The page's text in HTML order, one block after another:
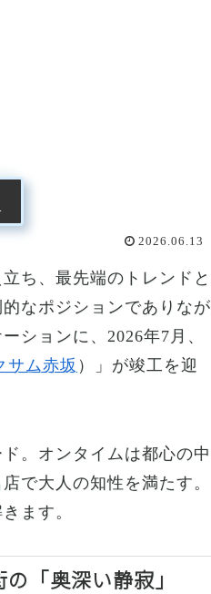
2026.06.13
ち、最先端のトレンドと
なポジションでありなが
ションに、2026年7月、
ム赤坂 ）」が竣工を迎
。オンタイムは都心の中
で大人の知性を満たす。
ます。
「奥深い静寂」